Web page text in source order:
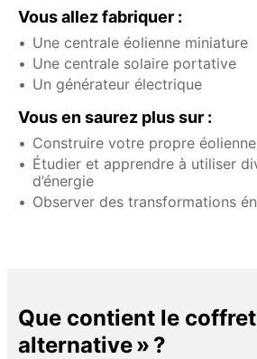
Vous allez fabriquer :
Une centrale éolienne miniature
Une centrale solaire portative
Un générateur électrique
Vous en saurez plus sur :
Construire votre propre éolienne
Étudier et apprendre à utiliser
d’énergie
Observer des transformations
Que contient le
alternative » ?